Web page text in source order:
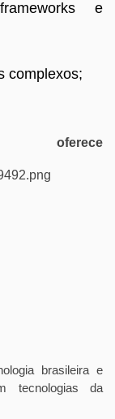
e
complexos;
brasileira e
tecnologias da